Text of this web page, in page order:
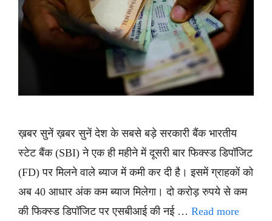
ख़बर सुनें ख़बर सुनें देश के सबसे बड़े सरकारी बैंक भारतीय
स्टेट बैंक (SBI) ने एक ही महीने में दूसरी बार फिक्स्ड डिपॉजिट
(FD) पर मिलने वाले ब्याज में कमी कर दी है। इसमें ग्राहकों को
अब 40 आधार अंक कम ब्याज मिलेगा। दो करोड़ रुपये से कम
की फिक्स्ड डिपॉजिट पर एसबीआई की नई … Read more